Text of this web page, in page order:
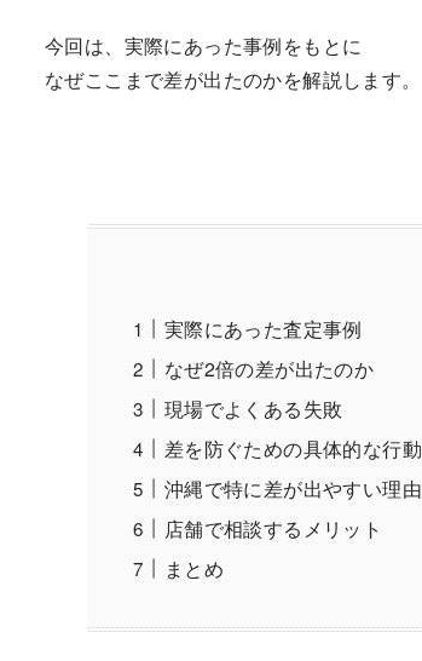
今回は、実際にあった事例をもとに
なぜここまで差が出たのかを解説します。
実際にあった査定事例
なぜ2倍の差が出たのか
現場でよくある失敗
差を防ぐための具体的な行動
沖縄で特に差が出やすい理由
店舗で相談するメリット
まとめ